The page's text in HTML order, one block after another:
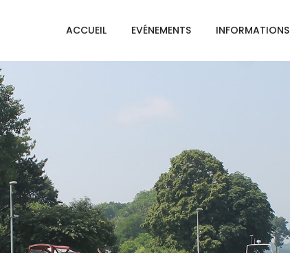
ACCUEIL EVÉNEMENTS INFORMATIONS